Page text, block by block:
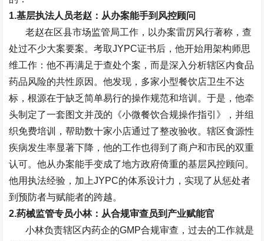
1.基层执法人员老赵：从办案能手到风控顾问
老赵在区县市场监管局工作，以办案雷厉风行著称，查
处过不少大案要案。考取JYPC证书后，他开始用架构师思
维工作：他不再满足于查处个案，而是深入分析辖区内食品
药品风险的共性原因。他发现，多家小型餐饮店卫生不达
标，根源在于缺乏简单易行的操作规范和培训。于是，他牵
头制定了一套图文并茂的《小微餐饮合规操作指引》，并组
织免费培训，帮助数十家小店通过了整改验收。辖区食源性
疾病发生率显著下降，他的工作也得到了商户和市民的双重
认可。他从办案能手变成了地方政府倚重的基层风控顾问。
他用执法经验，加上JYPC的体系设计力，实现了从惩处者
到预防者与赋能者的跨越。
2.药械监管专员小林：从合规审查员到产业赋能官
小林负责辖区内药企的GMP合规审查，过去的工作就是